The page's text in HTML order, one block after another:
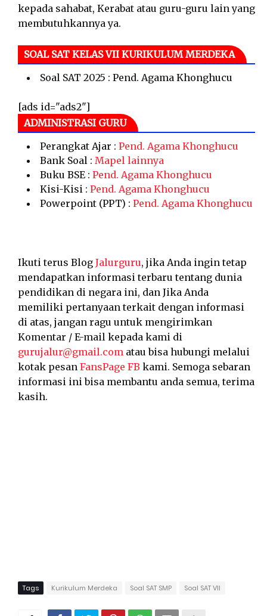
kepada sahabat, Kerabat atau guru-guru lain yang
membutuhkannya ya.
SOAL SAT KELAS VII KURIKULUM MERDEKA
Soal SAT 2025 : Pend. Agama Khonghucu
[ads id="ads2"]
ADMINISTRASI GURU
Perangkat Ajar : Pend. Agama Khonghucu
Bank Soal : Mapel lainnya
Buku BSE : Pend. Agama Khonghucu
Kisi-Kisi : Pend. Agama Khonghucu
Powerpoint (PPT) : Pend. Agama Khonghucu
Ikuti terus Blog Jalurguru, jika Anda ingin tetap
mendapatkan informasi terbaru tentang dunia
pendidikan di negara ini, dan Jika Anda
memiliki pertanyaan terkait dengan informasi
di atas, jangan ragu untuk mengirimkan
Komentar / E-mail kepada kami di
gurujalur@gmail.com atau bisa hubungi melalui
kotak pesan FansPage FB kami. Semoga sebaran
informasi ini bisa membantu anda semua, terima
kasih.
Tags Kurikulum Merdeka Soal SAT SMP Soal SAT VII